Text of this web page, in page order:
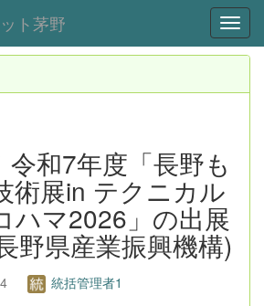
ト茅野
令和7年度「長野も
術展in テクニカル
ハマ2026」の出展
野県産業振興機構)
統括管理者1